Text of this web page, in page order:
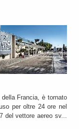
Francia, è tornato
per oltre 24 ore nel
del vettore aereo sv...